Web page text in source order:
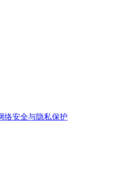
络安全与隐私保护